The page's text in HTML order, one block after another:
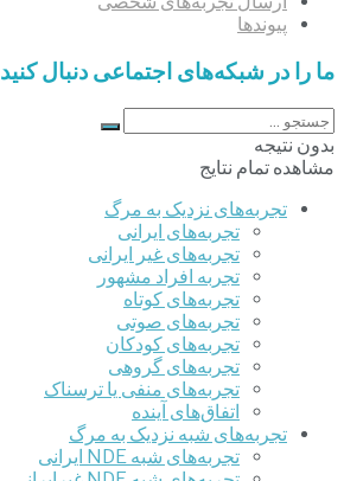
پیوندها
ما را در شبکه‌های اجتماعی دنبال کنید
بدون نتیجه
مشاهده تمام نتایج
تجربه‌های نزدیک به مرگ
تجربه‌های ایرانی
تجربه‌های غیر ایرانی
تجربه افراد مشهور
تجربه‌های کوتاه
تجربه‌های صوتی
تجربه‌های کودکان
تجربه‌های گروهی
‌تجربه‌های منفی یا ترسناک
اتفاق‌های آینده
تجربه‌های شبه نزدیک به مرگ
تجربه‌های شبه NDE ایرانی